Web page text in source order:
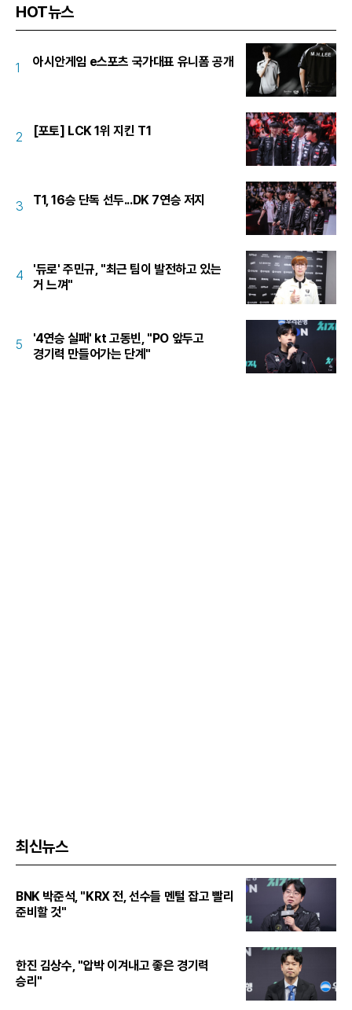
HOT뉴스
1 아시안게임 e스포츠 국가대표 유니폼 공개
2 [포토] LCK 1위 지킨 T1
3 T1, 16승 단독 선두...DK 7연승 저지
4
'듀로' 주민규, "최근 팀이 발전하고 있는
거 느껴"
5
'4연승 실패' kt 고동빈, "PO 앞두고
경기력 만들어가는 단계"
최신뉴스
BNK 박준석, "KRX 전, 선수들 멘털 잡고 빨리
준비할 것"
한진 김상수, "압박 이겨내고 좋은 경기력
승리"